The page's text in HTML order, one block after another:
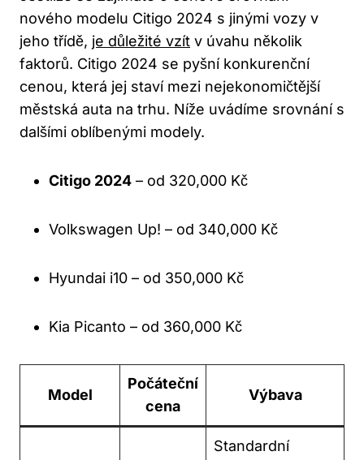
nového modelu Citigo 2024 s jinými vozy v
jeho třídě, je důležité vzít v úvahu několik
faktorů. Citigo 2024 se pyšní konkurenční
cenou, která jej staví mezi nejekonomičtější
městská auta na trhu. Níže uvádíme srovnání s
dalšími oblíbenými modely.
Citigo 2024 – od 320,000 Kč
Volkswagen Up! – od 340,000 Kč
Hyundai i10 – od 350,000 Kč
Kia Picanto – od 360,000 Kč
Model
Počáteční
cena
Výbava
Standardní